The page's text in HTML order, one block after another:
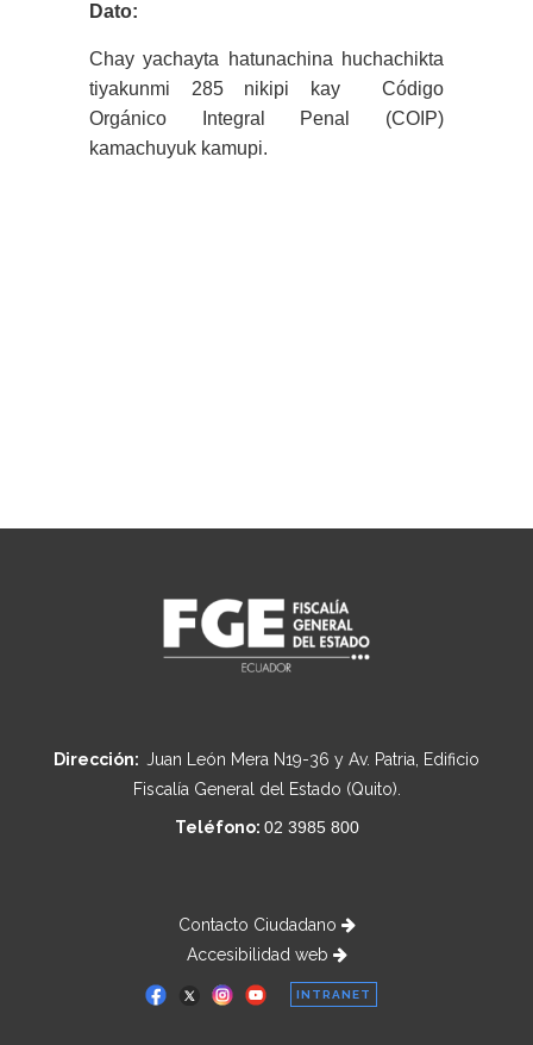
Dato:
Chay yachayta hatunachina huchachikta
tiyakunmi 285 nikipi kay Código
Orgánico Integral Penal (COIP)
kamachuyuk kamupi.
Dirección: Juan León Mera N19-36 y Av. Patria, Edificio
Fiscalía General del Estado (Quito).
Teléfono: 02 3985 800
Contacto Ciudadano
Accesibilidad web
INTRANET